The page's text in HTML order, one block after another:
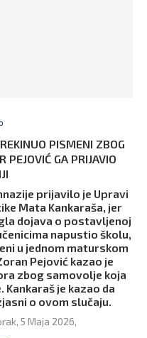
PISMENI ZBOG
PEJOVIĆ GA PRIJAVIO
prijavilo je Upravi
Mata Kankaraša, jer
dojava o postavljenoj
napustio školu,
u jednom maturskom
Pejović kazao je
zbog samovolje koja
je kazao da
o ovom slučaju.
5 Maja 2026,